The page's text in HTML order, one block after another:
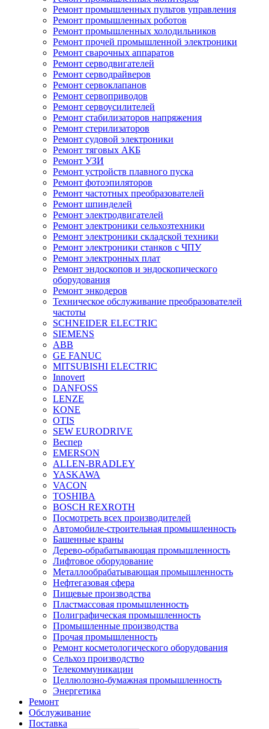
Ремонт промышленных пультов управления
Ремонт промышленных роботов
Ремонт промышленных холодильников
Ремонт прочей промышленной электроники
Ремонт сварочных аппаратов
Ремонт серводвигателей
Ремонт серводрайверов
Ремонт сервоклапанов
Ремонт сервоприводов
Ремонт сервоусилителей
Ремонт стабилизаторов напряжения
Ремонт стерилизаторов
Ремонт судовой электроники
Ремонт тяговых АКБ
Ремонт УЗИ
Ремонт устройств плавного пуска
Ремонт фотоэпиляторов
Ремонт частотных преобразователей
Ремонт шпинделей
Ремонт электродвигателей
Ремонт электроники сельхозтехники
Ремонт электроники складской техники
Ремонт электроники станков с ЧПУ
Ремонт электронных плат
Ремонт эндоскопов и эндоскопического
оборудования
Ремонт энкодеров
Техническое обслуживание преобразователей
частоты
SCHNEIDER ELECTRIC
SIEMENS
ABB
GE FANUC
MITSUBISHI ELECTRIC
Innovert
DANFOSS
LENZE
KONE
OTIS
SEW EURODRIVE
Веспер
EMERSON
ALLEN-BRADLEY
YASKAWA
VACON
TOSHIBA
BOSCH REXROTH
Посмотреть всех производителей
Автомобиле-строительная промышленность
Башенные краны
Дерево-обрабатывающая промышленность
Лифтовое оборудование
Металлообрабатывающая промышленность
Нефтегазовая сфера
Пищевые производства
Пластмассовая промышленность
Полиграфическая промышленность
Промышленные производства
Прочая промышленность
Ремонт косметологического оборудования
Сельхоз производство
Телекоммуникации
Целлюлозно-бумажная промышленность
Энергетика
Ремонт
Обслуживание
Поставка